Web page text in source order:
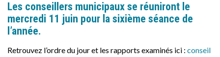
Les conseillers municipaux se réuniront le
mercredi 11 juin pour la sixième séance de
l’année.
Retrouvez l’ordre du jour et les rapports examinés ici : conseil